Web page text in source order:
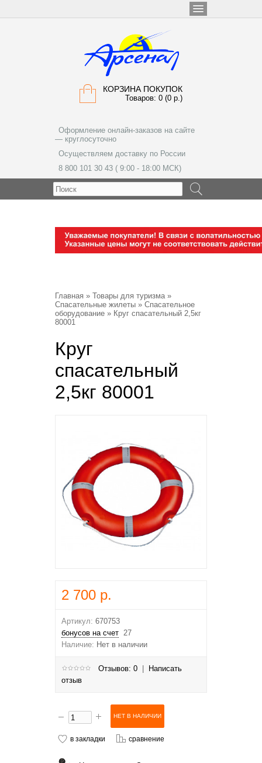
КОРЗИНА ПОКУПОК
Товаров: 0 (0 р.)
Оформление онлайн-заказов на сайте
— круглосуточно
Осуществляем доставку по России
8 800 101 30 43 ( 9:00 - 18:00 МСК)
Главная » Товары для туризма»
Спасательные жилеты » Спасательное
оборудование » Круг спасательный 2,5кг
80001
Круг
спасательный
2,5кг 80001
2 700 р.
Артикул: 670753
бонусов на счет 27
Наличие: Нет в наличии
Отзывов: 0
Написать
отзыв
в закладки сравнение